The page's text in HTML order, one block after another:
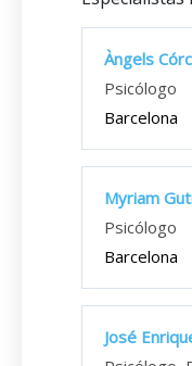
Àngels
Psicólogo
Barcelona
Myriam
Psicólogo
Barcelona
José